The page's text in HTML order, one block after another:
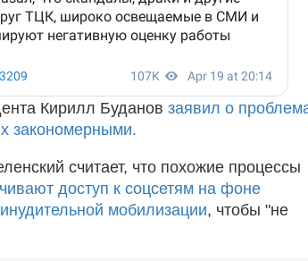
Кирилл Буданов заявил о
закономерными.
считает, что похожие процессы
доступ к соцсетям на фоне
мобилизации, чтобы "не